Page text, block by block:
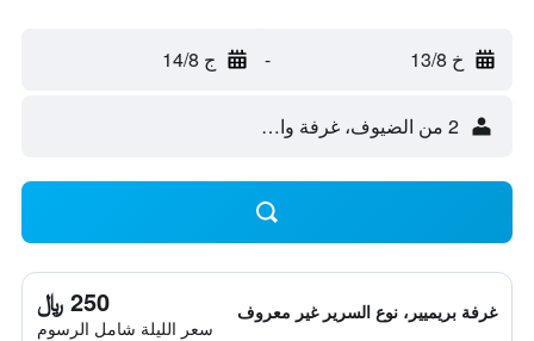
خ 13/8 - ج 14/8
2 من الضيوف، غرفة واحدة
غرفة بريميير، نوع السرير غير معروف 250 ﷼
سعر الليلة شامل الرسوم